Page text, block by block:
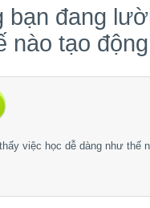
bạn đang
nào tạo
việc học dễ dàng như thế